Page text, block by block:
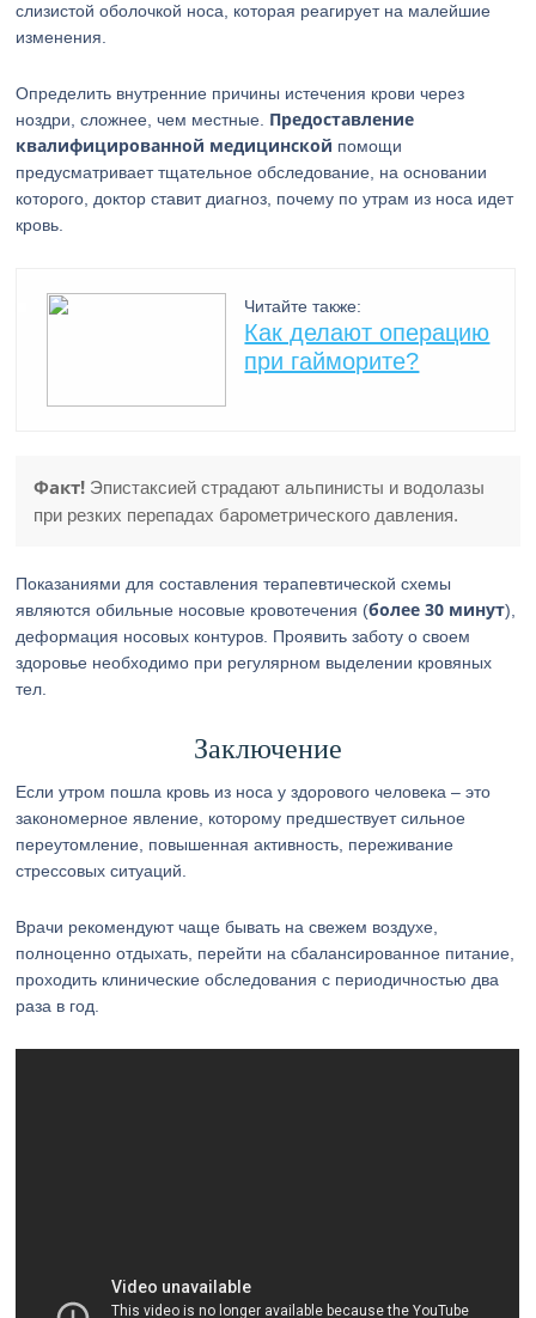
слизистой оболочкой носа, которая реагирует на малейшие
изменения.
Определить внутренние причины истечения крови через
ноздри, сложнее, чем местные. Предоставление
квалифицированной медицинской помощи
предусматривает тщательное обследование, на основании
которого, доктор ставит диагноз, почему по утрам из носа идет
кровь.
Читайте также:
Как делают операцию
при гайморите?
Факт! Эпистаксией страдают альпинисты и водолазы
при резких перепадах барометрического давления.
Показаниями для составления терапевтической схемы
являются обильные носовые кровотечения (более 30 минут),
деформация носовых контуров. Проявить заботу о своем
здоровье необходимо при регулярном выделении кровяных
тел.
Заключение
Если утром пошла кровь из носа у здорового человека – это
закономерное явление, которому предшествует сильное
переутомление, повышенная активность, переживание
стрессовых ситуаций.
Врачи рекомендуют чаще бывать на свежем воздухе,
полноценно отдыхать, перейти на сбалансированное питание,
проходить клинические обследования с периодичностью два
раза в год.